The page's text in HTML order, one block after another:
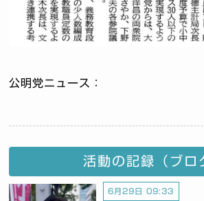
公明党ニュース：
活動の記録（ブロ
6月29日 09:33